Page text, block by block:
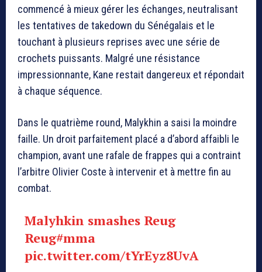
commencé à mieux gérer les échanges, neutralisant
les tentatives de takedown du Sénégalais et le
touchant à plusieurs reprises avec une série de
crochets puissants. Malgré une résistance
impressionnante, Kane restait dangereux et répondait
à chaque séquence.
Dans le quatrième round, Malykhin a saisi la moindre
faille. Un droit parfaitement placé a d’abord affaibli le
champion, avant une rafale de frappes qui a contraint
l’arbitre Olivier Coste à intervenir et à mettre fin au
combat.
Malyhkin smashes Reug
Reug#mma
pic.twitter.com/tYrEyz8UvA